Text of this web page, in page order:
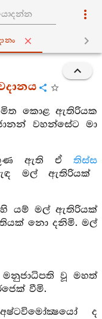
කොළ ඇතිරියක
වහන්සේට මා
ගුණ ඇති ඒ තිස්ස
මල් ඇතිරියක්
යම් මල් ඇතිරියක්
නො දනිමි. මල්
මනුජාධිපති වූ මහත්
වීමි.
ද